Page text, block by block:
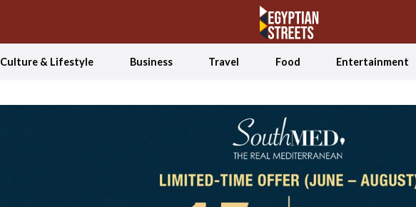
Culture & Lifestyle Business Travel Food Entertainment